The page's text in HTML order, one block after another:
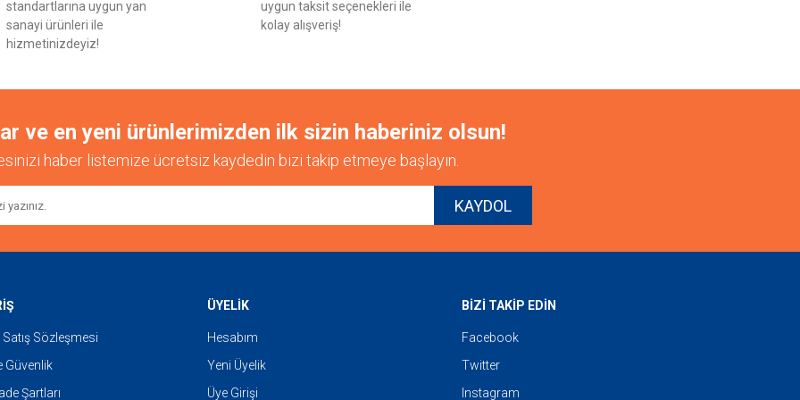
standartlarına uygun yan
sanayi ürünleri ile
hizmetinizdeyiz!
uygun taksit seçenekleri ile
kolay alışveriş!
ve en yeni ürünlerimizden ilk sizin haberiniz olsun!
haber listemize ücretsiz kaydedin bizi takip etmeye başlayın.
KAYDOL
Sözleşmesi
Güvenlik
Şartları
ÜYELİK
Hesabım
Yeni Üyelik
Üye Girişi
BİZİ TAKİP EDİN
Facebook
Twitter
Instagram